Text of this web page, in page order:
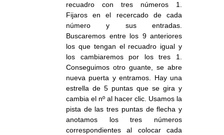
recuadro con tres números 1.
Fijaros en el recercado de cada
número y sus entradas.
Buscaremos entre los 9 anteriores
los que tengan el recuadro igual y
los cambiaremos por los tres 1.
Conseguimos otro guante, se abre
nueva puerta y entramos. Hay una
estrella de 5 puntas que se gira y
cambia el nº al hacer clic. Usamos la
pista de las tres puntas de flecha y
anotamos los tres números
correspondientes al colocar cada